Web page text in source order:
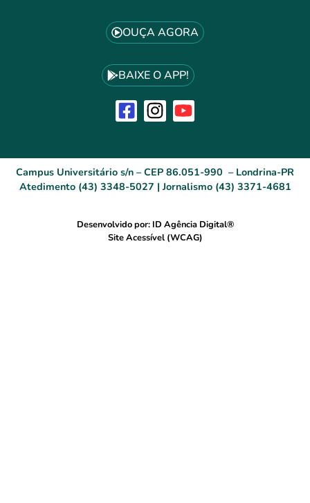
OUÇA AGORA
BAIXE O APP!
Campus Universitário s/n – CEP 86.051-990 – Londrina-PR
Atedimento (43) 3348-5027 | Jornalismo (43) 3371-4681
Desenvolvido por: ID Agência Digital®
Site Acessível (WCAG)